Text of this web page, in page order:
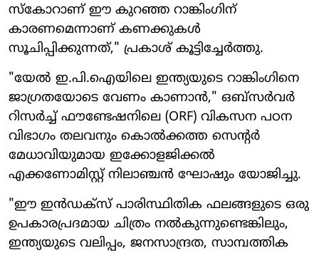
സ്കോറാണ് ഈ കുറഞ്ഞ റാങ്കിംഗിന്
കാരണമെന്നാണ് കണക്കുകൾ
സൂചിപ്പിക്കുന്നത്," പ്രകാശ് കൂട്ടിച്ചേർത്തു.
"യേൽ ഇ.പി.ഐയിലെ ഇന്ത്യയുടെ റാങ്കിംഗിനെ
ജാഗ്രതയോടെ വേണം കാണാൻ," ഒബ്‌സർവർ
റിസർച്ച് ഫൗണ്ടേഷനിലെ (ORF) വികസന പഠന
വിഭാഗം തലവനും കൊൽക്കത്ത സെന്റർ
മേധാവിയുമായ ഇക്കോളജിക്കൽ
എക്കണോമിസ്റ്റ് നിലാഞ്ചൻ ഘോഷും യോജിച്ചു.
"ഈ ഇൻഡക്സ് പാരിസ്ഥിതിക ഫലങ്ങളുടെ ഒരു
ഉപകാരപ്രദമായ ചിത്രം നൽകുന്നുണ്ടെങ്കിലും,
ഇന്ത്യയുടെ വലിപ്പം, ജനസാന്ദ്രത, സാമ്പത്തിക